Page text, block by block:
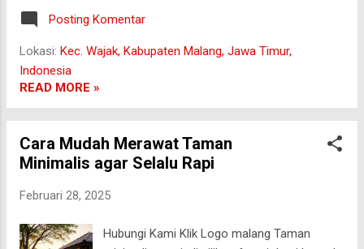
memberikan kesan alami. Nah, berikut adalah
10 jenis rumput terbaik untuk taman Anda —
Jepang terkenal dengan daunnya yang halus,
rapi, dan tumbuh rapat. Meski
pertumbuhannya agak lambat, hasil akhirnya
sangat memuaskan. Cocok untuk Anda yang
nuansa elegan. Rumput ini juga cukup tahan
rutin. daftar 27 pemain yang dipanggil patrick
Posting Komentar
Lokasi: Kec. Wajak, Kabupaten Malang, Jawa Timur,
Indonesia
READ MORE »
Cara Mudah Merawat Taman
Minimalis agar Selalu Rapi
Februari 28, 2025
Hubungi Kami Klik Logo malang Taman